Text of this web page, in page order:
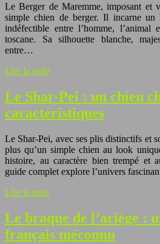
Le Berger de Maremme, imposant et
simple chien de berger. Il incarne un
indéfectible entre l’homme,
toscane. Sa silhouette blanche,
entre…
Lire la suite
Le Shar-Pei : un chien
caractéristiques
Le Shar-Pei, avec ses plis distinctifs et
plus qu’un simple chien au look
histoire, au caractère bien trempé et
guide complet explore l’univers
Lire la suite
Le braque de l’ariège :
français méconnu